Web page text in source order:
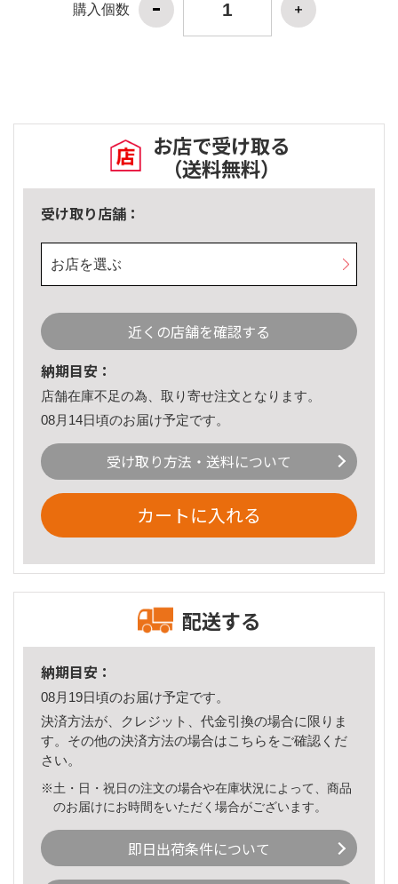
購入個数
お店で受け取る
（送料無料）
受け取り店舗：
お店を選ぶ
近くの店舗を確認する
納期目安：
店舗在庫不足の為、取り寄せ注文となります。
08月14日頃のお届け予定です。
受け取り方法・送料について
カートに入れる
配送する
納期目安：
08月19日頃のお届け予定です。
決済方法が、クレジット、代金引換の場合に限りま
す。その他の決済方法の場合はこちら をご確認くだ
さい。
※土・日・祝日の注文の場合や在庫状況によって、商品
のお届けにお時間をいただく場合がございます。
即日出荷条件について